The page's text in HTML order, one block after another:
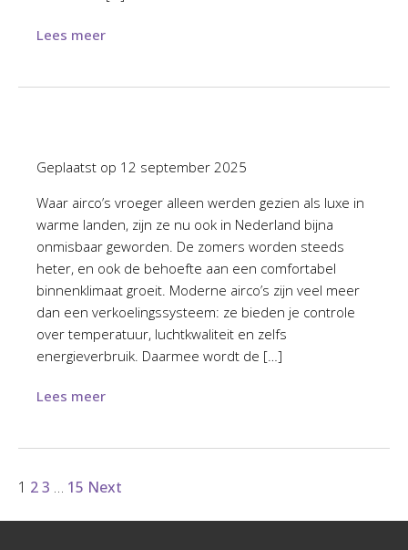
Lees meer
Geplaatst op 12 september 2025
Waar airco’s vroeger alleen werden gezien als luxe in
warme landen, zijn ze nu ook in Nederland bijna
onmisbaar geworden. De zomers worden steeds
heter, en ook de behoefte aan een comfortabel
binnenklimaat groeit. Moderne airco’s zijn veel meer
dan een verkoelingssysteem: ze bieden je controle
over temperatuur, luchtkwaliteit en zelfs
energieverbruik. Daarmee wordt de […]
Lees meer
1 23 … 15 Next